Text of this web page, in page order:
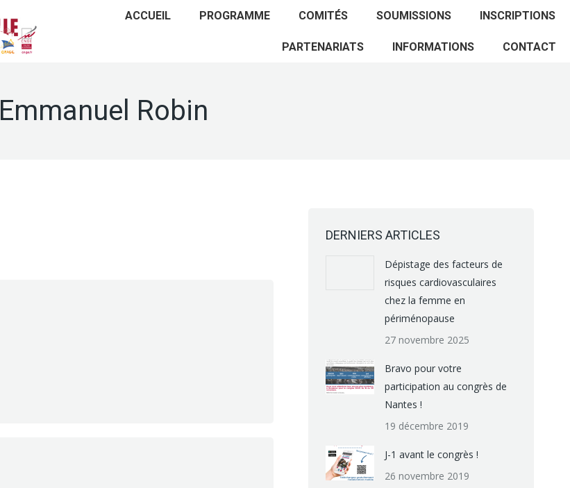
ACCUEIL PROGRAMME COMITÉS SOUMISSIONS INSCRIPTIONS
PARTENARIATS INFORMATIONS CONTACT
Emmanuel Robin
DERNIERS ARTICLES
Dépistage des facteurs de
risques cardiovasculaires
chez la femme en
périménopause
27 novembre 2025
Bravo pour votre
participation au congrès de
Nantes !
19 décembre 2019
J-1 avant le congrès !
26 novembre 2019
ACCUEIL PROGRAMME COMITÉS
SOUMISSIONS INSCRIPTIONS PARTENARIATS